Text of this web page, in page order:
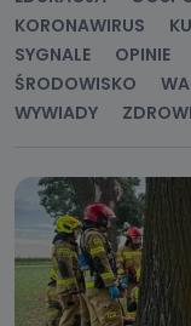
KORONAWIRUS
SYGNALE
OPINIE
ŚRODOWISKO
WYWIADY